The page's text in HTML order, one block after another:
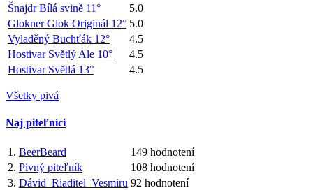
Šnajdr Bílá svině 11°
5.0
Glokner Glok Originál 12° 5.0
Vyladěný Buchťák 12°
4.5
Hostivar Světlý Ale 10°
4.5
Hostivar Světlá 13°
4.5
Všetky pivá
Naj piteľníci
1. BeerBeard
149 hodnotení
2. Pivný piteľník
108 hodnotení
3. Dávid_Riaditel_Vesmiru 92 hodnotení